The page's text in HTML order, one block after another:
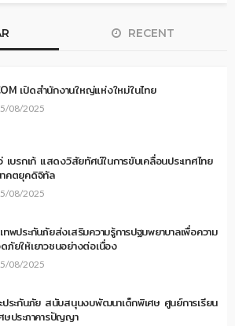
RECENT
เปิดสำนักงานใหญ่แห่งใหม่ในไทย
08/2025
เบรกเก้ แสดงวิสัยทัศน์ในการขับเคลื่อนประเทศไทย
คตยุคดิจิทัล
08/2025
ทพประกันภัยส่งเสริมความรู้การปฐมพยาบาลเพื่อความ
ภัยให้เยาวชนอย่างต่อเนื่อง
08/2025
ประกันภัย สนับสนุนงบพัฒนาเด็กพิเศษ ศูนย์การเรียน
ษประภาคารปัญญา